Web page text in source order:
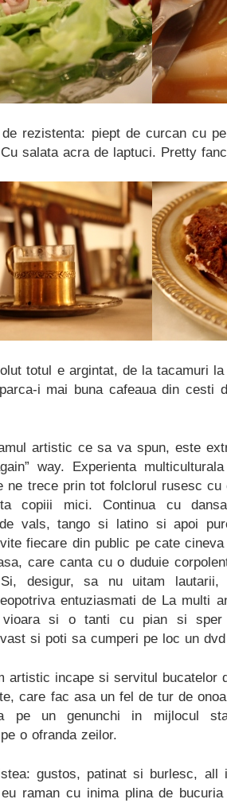
de rezistenta: piept de curcan cu
salata acra de laptuci. Pretty
totul e argintat, de la tacamuri
i mai buna cafeaua din cesti
artistic ce sa va spun, este
way. Experienta
ne trece prin tot folclorul rusesc
copiii mici. Continua cu
vals, tango si latino si apoi
fiecare din public pe cate
care canta cu o duduie
desigur, sa nu uitam
entuziasmati de La multi
si o tanti cu pian si sper
si poti sa cumperi pe loc un
artistic incape si servitul bucatelor
care fac asa un fel de tur de
pe un genunchi in mijlocul
o ofranda zeilor.
gustos, patinat si burlesc, all
raman cu inima plina de